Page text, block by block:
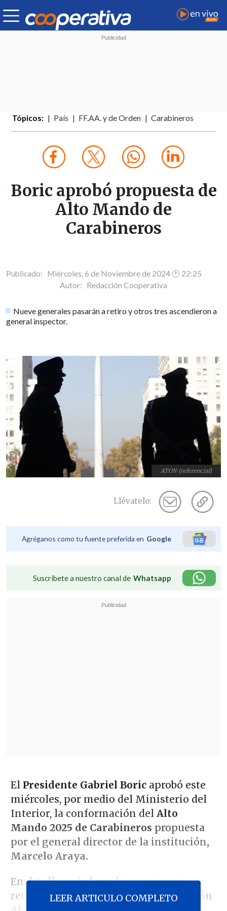
Tópicos: País FF.AA. y de Orden Carabineros
Boric aprobó propuesta de
Alto Mando de
Carabineros
Publicado: Miércoles, 6 de Noviembre de 2024 🕐 22:25
Autor: Redacción Cooperativa
Nueve generales pasarán a retiro y otros tres ascendieron a
general inspector.
ATON (referencial)
Llévatelo:
Agréganos como tu fuente preferida en Google
Suscríbete a nuestro canal de Whatsapp
El Presidente Gabriel Boricaprobó este
miércoles, por medio del Ministerio del
Interior, la conformación del Alto
Mando 2025 de Carabineros propuesta
por el general director de la institución,
Marcelo Araya.
En detalle, se informó que pasaron a
retiro dos generales inspectores:Ramón
LEER ARTICULO COMPLETO